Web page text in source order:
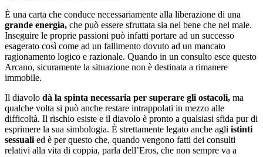
È una carta che conduce necessariamente alla liberazione di una
grande energia, che può essere sfruttata sia nel bene che nel male.
Inseguire le proprie passioni può infatti portare ad un successo
esagerato così come ad un fallimento dovuto ad un mancato
ragionamento logico e razionale. Quando in un consulto esce questo
Arcano, sicuramente la situazione non è destinata a rimanere
immobile.
Il diavolo dà la spinta necessaria per superare gli ostacoli, ma
qualche volta si può anche restare intrappolati in mezzo alle
difficoltà. Il rischio esiste e il diavolo è pronto a qualsiasi sfida pur di
esprimere la sua simbologia. È strettamente legato anche agli istinti
sessuali ed è per questo che, quando vengono fatti dei consulti
relativi alla vita di coppia, parla dell’Eros, che non sempre va a